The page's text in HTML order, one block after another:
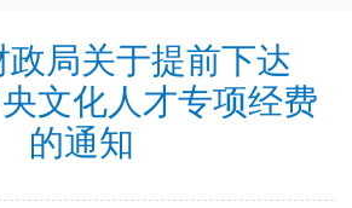
局关于提前下达
文化人才专项经费
的通知